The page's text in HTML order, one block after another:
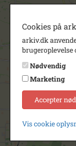
Cookies på
arkiv.dk
Nødvendig
Marketing
Accepter
Vis cookie